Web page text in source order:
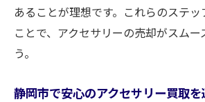
あることが理想です。これらのステ
ことで、アクセサリーの売却がスムー
う。
静岡市で安心のアクセサリー買取